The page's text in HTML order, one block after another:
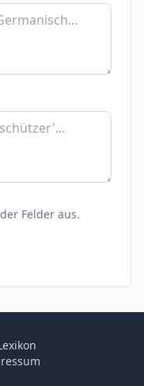
Felder aus.